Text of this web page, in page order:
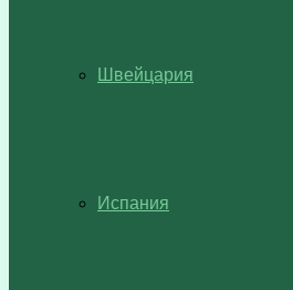
Швейцария
Испания